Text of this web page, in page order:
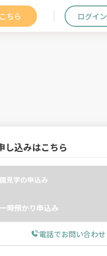
ちら ログイン
し込みはこちら
園見学の申込み
一時預かり申込み
電話でお問い合わせ